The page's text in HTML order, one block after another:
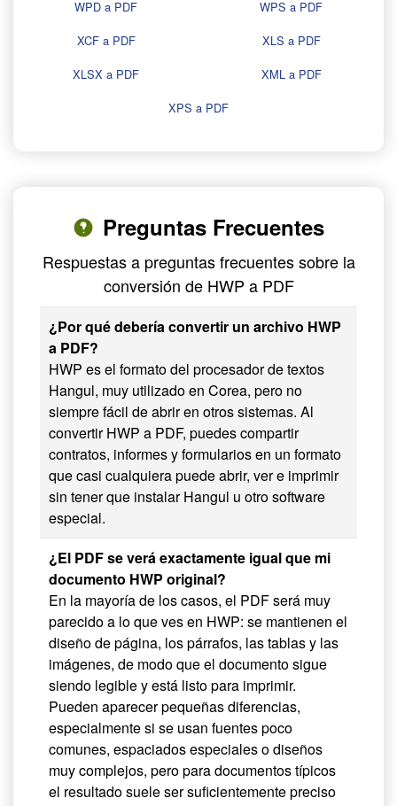
WPD a PDF
WPS a PDF
XCF a PDF
XLS a PDF
XLSX a PDF
XML a PDF
XPS a PDF
Preguntas Frecuentes
Respuestas a preguntas frecuentes sobre la
conversión de HWP a PDF
¿Por qué debería convertir un archivo HWP
a PDF?
HWP es el formato del procesador de textos
Hangul, muy utilizado en Corea, pero no
siempre fácil de abrir en otros sistemas. Al
convertir HWP a PDF, puedes compartir
contratos, informes y formularios en un formato
que casi cualquiera puede abrir, ver e imprimir
sin tener que instalar Hangul u otro software
especial.
¿El PDF se verá exactamente igual que mi
documento HWP original?
En la mayoría de los casos, el PDF será muy
parecido a lo que ves en HWP: se mantienen el
diseño de página, los párrafos, las tablas y las
imágenes, de modo que el documento sigue
siendo legible y está listo para imprimir.
Pueden aparecer pequeñas diferencias,
especialmente si se usan fuentes poco
comunes, espaciados especiales o diseños
muy complejos, pero para documentos típicos
el resultado suele ser suficientemente preciso